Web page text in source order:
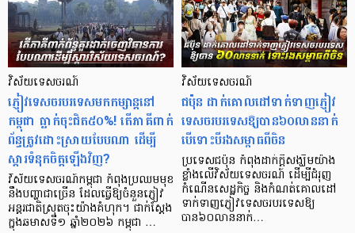
វិស័យទេសចរណ៍
ភ្ញៀវទេសចរបរទេសមកកម្សាន្តនៅ
កម្ពុជា ធ្លាក់ចុះជិត៥០%! តើភាគីពាក់
ព័ន្ធត្រូវដោះស្រាយបែបណា ដើម្បី
ស្តារទំនុកចិត្តឡើងវិញ?
វិស័យទេសចរណ៍កម្ពុជា កំពុងប្រឈមមុខ
នឹងបញ្ហាជាច្រើន ដែលធ្វើឱ្យចំនួនភ្ញៀវ
អន្តរជាតិស្រុតចុះយ៉ាងគំហុក។ ជាក់ស្តែង
ក្នុងឆមាសទី១ ឆ្នាំ២០២៦ កម្ពុជា …
វិស័យទេសចរណ៍
ជប៉ុន ដាក់​គោលដៅទាក់ទាញភ្ញៀវ
ទេសចរបរទេសឱ្យបាន៦០លាននាក់
បើទោះបីរងសម្ពាធពីចិន
ប្រទេសជប៉ុន កំពុងដាក់ក្តីសង្ឃឹមយ៉ាង
ខ្លាំងលើវិស័យទេសចរណ៍ ដើម្បីជំរុញ
កំណើនសេដ្ឋកិច្ច និងកំណត់គោលដៅ
ទាក់ទាញភ្ញៀវទេសចរបរទេសឱ្យ
បាន៦០លាននាក់…